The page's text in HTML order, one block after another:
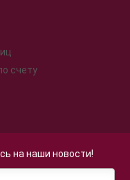
на наши новости!